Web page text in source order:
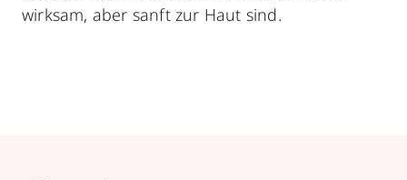
wirksam, aber sanft zur Haut sind.